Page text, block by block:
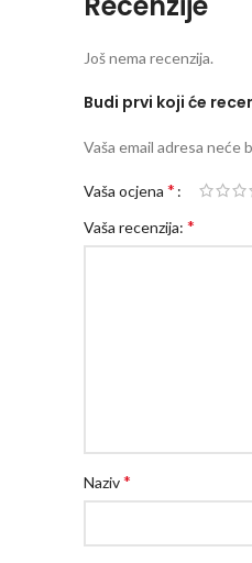
Još nema recenzija.
Budi prvi koji će
Vaša email adresa neće
Vaša ocjena *
Vaša recenzija: *
Naziv*